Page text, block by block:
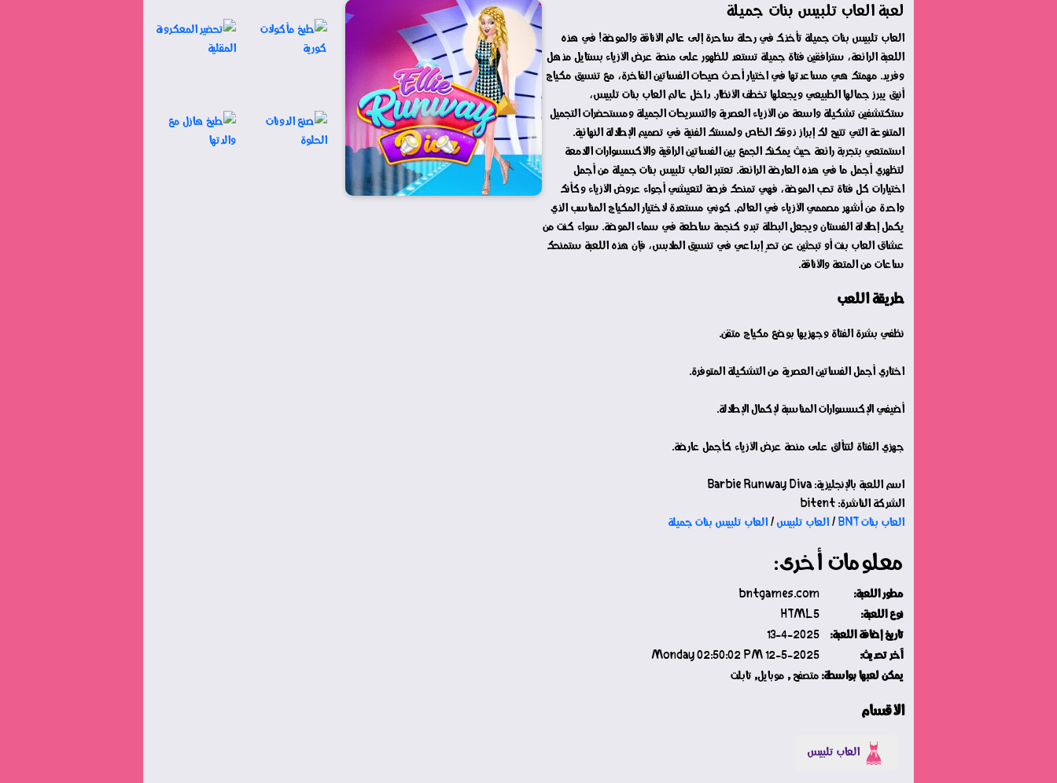
لعبة العاب تلبيس بنات جميلة
العاب تلبيس بنات جميلة تأخذك في رحلة ساحرة إلى عالم الأناقة والموضة! في هذه
اللعبة الرائعة، سترافقين فتاة جميلة تستعد للظهور على منصة عرض الأزياء بستايل مذهل
وفريد. مهمتك هي مساعدتها في اختيار أحدث صيحات الفساتين الفاخرة، مع تنسيق مكياج
أنيق يبرز جمالها الطبيعي ويجعلها تخطف الأنظار. داخل عالم العاب بنات تلبيس،
ستكتشفين تشكيلة واسعة من الأزياء العصرية والتسريحات الجميلة ومستحضرات التجميل
المتنوعة التي تتيح لك إبراز ذوقك الخاص ولمستك الفنية في تصميم الإطلالة النهائية.
استمتعي بتجربة رائعة حيث يمكنك الجمع بين الفساتين الراقية والأكسسوارات اللامعة
لتظهري أجمل ما في هذه العارضة الرائعة. تعتبر العاب تلبيس بنات جميلة من أجمل
اختيارات كل فتاة تحب الموضة، فهي تمنحك فرصة لتعيشي أجواء عروض الأزياء وكأنك
واحدة من أشهر مصممي الأزياء في العالم. كوني مستعدة لاختيار المكياج المناسب الذي
يكمل إطلالة الفستان ويجعل البطلة تبدو كنجمة ساطعة في سماء الموضة. سواء كنت من
عشاق العاب بنت أو تبحثين عن تحدٍ إبداعي في تنسيق الملابس، فإن هذه اللعبة ستمنحك
ساعات من المتعة والأناقة.
طريقة اللعب
نظفي بشرة الفتاة وجهزيها بوضع مكياج متقن.
اختاري أجمل الفساتين العصرية من التشكيلة المتوفرة.
أضيفي الإكسسوارات المناسبة لإكمال الإطلالة.
جهزي الفتاة لتتألق على منصة عرض الأزياء كأجمل عارضة.
اسم اللعبة بالإنجليزية: Barbie Runway Diva
الشركة الناشرة: bitent
العاب بنات BNT
/العاب تلبيس/العاب تلبيس بنات جميلة
معلومات أخرى:
مطور اللعبة:
bntgames.com
نوع اللعبة:
HTML5
تاريخ إضافة اللعبة: 13-4-2025
آخر تحديث:
12-5-2025 Monday 02:50:02 PM
يمكن لعبها بواسطة:متصفح , موبايل, تابلت
الأقسام
العاب تلبيس